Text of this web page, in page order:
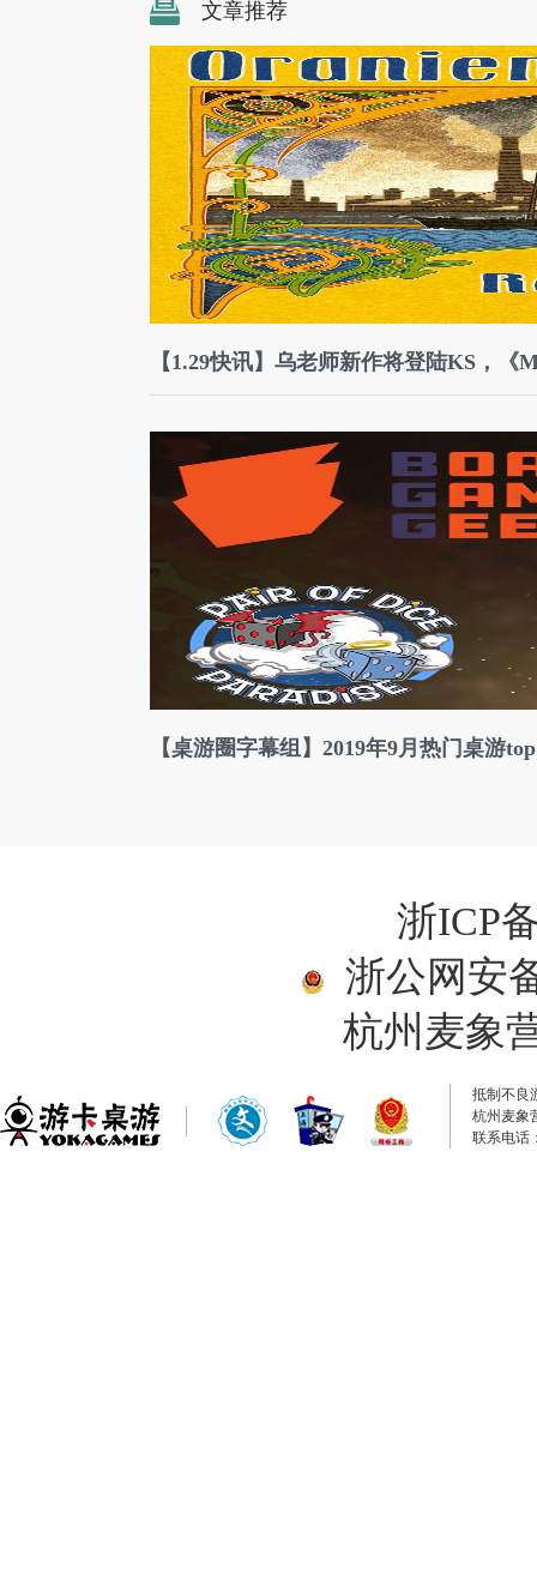
文章推荐
【1.29快讯】乌老师新作将登陆KS，《
【桌游圈字幕组】2019年9月热门桌游
浙ICP
浙公网安
杭州麦象
抵制不良
杭州麦象
联系电话